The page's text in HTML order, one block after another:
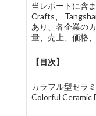
当レポートに含
Crafts、
あり、各企業の
量、売上、価格
【目次】
カラフル型セラ
Colorful Ceramic